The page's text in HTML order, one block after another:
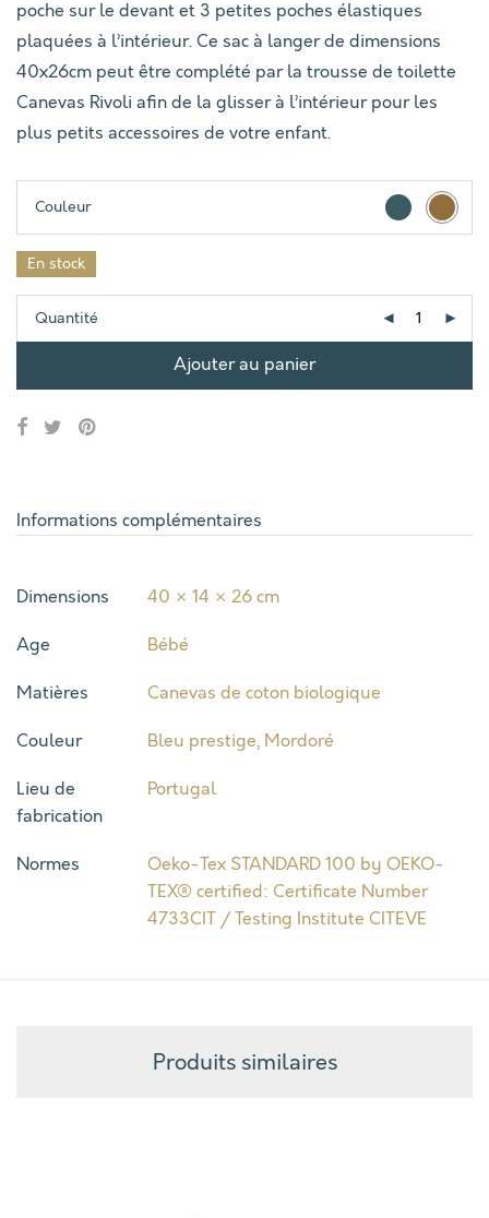
poche sur le devant et 3 petites poches élastiques
plaquées à l’intérieur. Ce sac à langer de dimensions
40x26cm peut être complété par la trousse de toilette
Canevas Rivoli afin de la glisser à l’intérieur pour les
plus petits accessoires de votre enfant.
Couleur
En stock
Quantité
Ajouter au panier
Informations complémentaires
Dimensions 40 × 14 × 26 cm
Age Bébé
Matières Canevas de coton biologique
Couleur Bleu prestige, Mordoré
Lieu de
fabrication
Portugal
Normes
Oeko-Tex STANDARD 100 by OEKO-
TEX® certified: Certificate Number
4733CIT / Testing Institute CITEVE
Produits similaires